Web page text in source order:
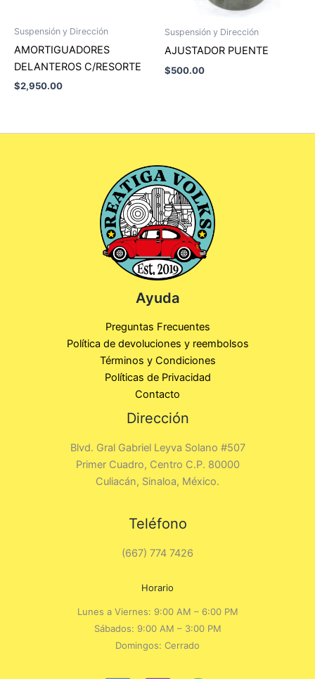
Suspensión y Dirección
AMORTIGUADORES
DELANTEROS C/RESORTE
$2,950.00
Suspensión y Dirección
AJUSTADOR PUENTE
$500.00
Ayuda
Preguntas Frecuentes
Política de devoluciones y reembolsos
Términos y Condiciones
Políticas de Privacidad
Contacto
Dirección
Blvd. Gral Gabriel Leyva Solano #507
Primer Cuadro, Centro C.P. 80000
Culiacán, Sinaloa, México.
Teléfono
(667) 774 7426
Horario
Lunes a Viernes: 9:00 AM – 6:00 PM
Sábados: 9:00 AM – 3:00 PM
Domingos: Cerrado